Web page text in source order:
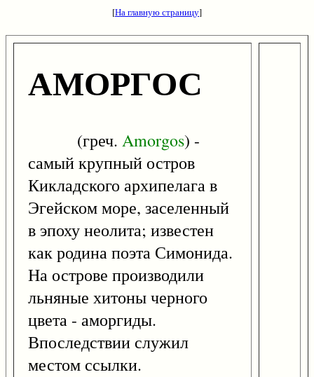
[На главную страницу]
АМОРГОС
(греч. Amorgos) -
самый крупный остров
Кикладского архипелага в
Эгейском море, заселенный
в эпоху неолита; известен
как родина поэта Симонида.
На острове производили
льняные хитоны черного
цвета - аморгиды.
Впоследствии служил
местом ссылки.